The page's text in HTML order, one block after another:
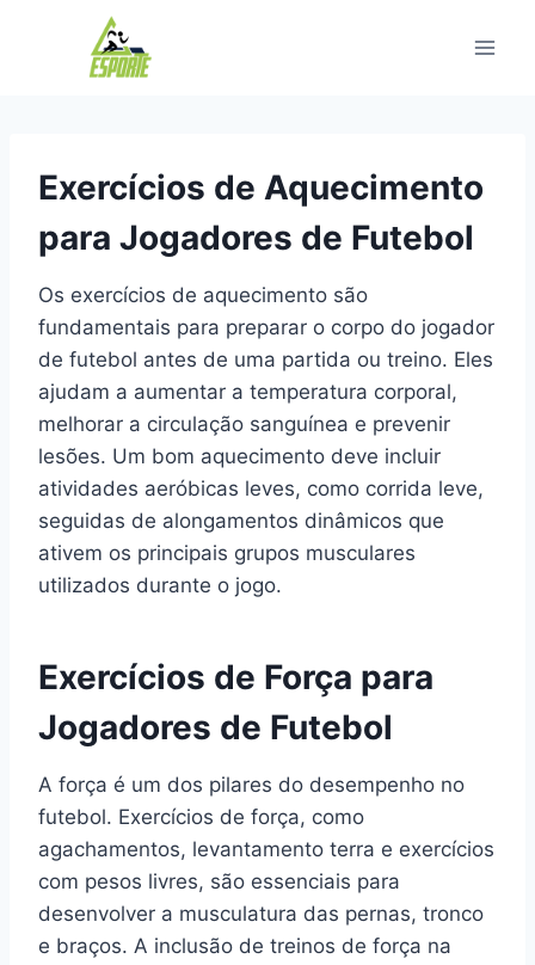
Exercícios de Aquecimento
para Jogadores de Futebol
Os exercícios de aquecimento são
fundamentais para preparar o corpo do jogador
de futebol antes de uma partida ou treino. Eles
ajudam a aumentar a temperatura corporal,
melhorar a circulação sanguínea e prevenir
lesões. Um bom aquecimento deve incluir
atividades aeróbicas leves, como corrida leve,
seguidas de alongamentos dinâmicos que
ativem os principais grupos musculares
utilizados durante o jogo.
Exercícios de Força para
Jogadores de Futebol
A força é um dos pilares do desempenho no
futebol. Exercícios de força, como
agachamentos, levantamento terra e exercícios
com pesos livres, são essenciais para
desenvolver a musculatura das pernas, tronco
e braços. A inclusão de treinos de força na